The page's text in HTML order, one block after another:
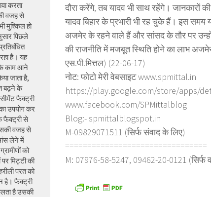
दौरा करेंगे, तब यादव भी साथ रहेंगे। जानकारों
यादव बिहार के प्रभारी भी रह चुके हैं। इस समय
अजमेर के रहने वाले हैं और सांसद के तौर पर
की राजनीति में मजबूत स्थिति होने का लाभ
एस.पी.मित्तल) (22-06-17)
नोट: फोटो मेरी वेबसाइट www.spmittal.in
https://play.google.com/store/apps/
www.facebook.com/SPMittalblog
Blog:- spmittalblogspot.in
M-09829071511 (सिर्फ संवाद के लिए)
================================
M: 07976-58-5247, 09462-20-0121 (सिर्फ
करता
वजह से
मुश्किल हो
पिछले
है। यह
काम आने
जाता है,
बढ़ने के
फैक्ट्री
उपयोग कर
फैक्ट्री से
वजह से
लेने में
को
पर मिट्टी की
परत को
है। फैक्ट्री
है उसकी